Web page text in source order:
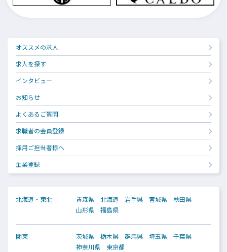
オススメの求人
求人を探す
インタビュー
お知らせ
よくあるご質問
求職者の会員登録
採用ご担当者様へ
企業登録
北海道・東北 青森県 北海道 岩手県 宮城県
秋田県
山形県
福島県
関東 茨城県 栃木県 群馬県 埼玉県
千葉県
神奈川県
東京都